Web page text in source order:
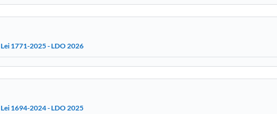
Lei 1771-2025 - LDO 2026
Lei 1694-2024 - LDO 2025